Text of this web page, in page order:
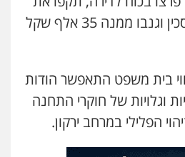
מעצרים וחקירות
גורביץ – לוי
פשיעה חמורה מעצרים
צבאי תעבורה
האישה, הצמידו לה סכין וגנבו ממנה 35 אלף שקל
בית משפט התאפשר הודות
וגלויות של חוקרי התחנה
הפלילי במרחב ירקון.